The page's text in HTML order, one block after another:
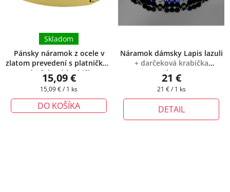
Pánsky náramok z ocele v
zlatom prevedení s platničkou
+ darčeková krabička
zadarmo
Skladom
15,09 €
Jednotková
15,09 € / 1 ks
DO KOŠÍKA
Náramok dámsky Lapis lazuli
+ darčeková krabička
zadarmo
21 €
Jednotková
21 € / 1 ks
DETAIL